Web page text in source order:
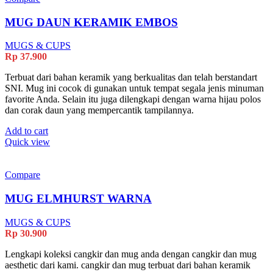
MUG DAUN KERAMIK EMBOS
MUGS & CUPS
Rp 37.900
Terbuat dari bahan keramik yang berkualitas dan telah berstandart
SNI. Mug ini cocok di gunakan untuk tempat segala jenis minuman
favorite Anda. Selain itu juga dilengkapi dengan warna hijau polos
dan corak daun yang mempercantik tampilannya.
Add to cart
Quick view
Compare
MUG ELMHURST WARNA
MUGS & CUPS
Rp 30.900
Lengkapi koleksi cangkir dan mug anda dengan cangkir dan mug
aesthetic dari kami. cangkir dan mug terbuat dari bahan keramik